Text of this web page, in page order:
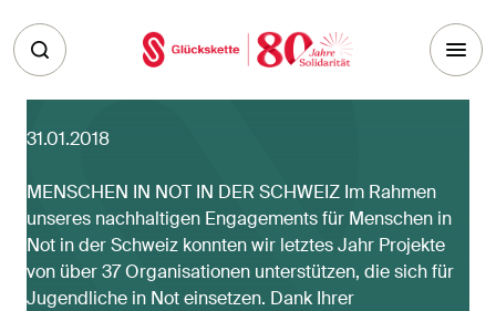
31.01.2018
MENSCHEN IN NOT IN DER SCHWEIZ Im Rahmen
unseres nachhaltigen Engagements für Menschen in
Not in der Schweiz konnten wir letztes Jahr Projekte
von über 37 Organisationen unterstützen, die sich für
Jugendliche in Not einsetzen. Dank Ihrer